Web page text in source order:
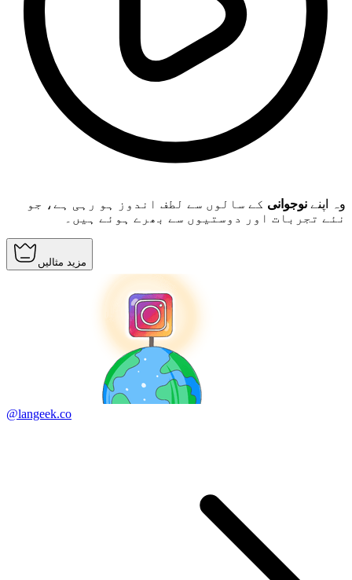
وہ اپنے نوجوانی کے سالوں سے لطف اندوز ہو رہی ہے، جو
نئے تجربات اور دوستیوں سے بھرے ہوئے ہیں۔
مزید مثالیں
@langeek.co